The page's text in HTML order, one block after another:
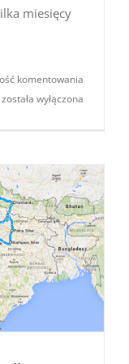
miesięcy
komentowania
została wyłączona